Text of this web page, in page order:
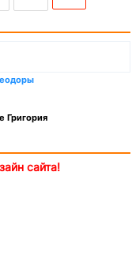
Григория
сайта!